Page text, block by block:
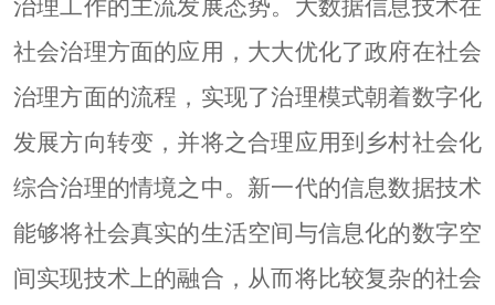
治理工作的主流发展态势。大数据信息技术在
社会治理方面的应用，大大优化了政府在社会
治理方面的流程，实现了治理模式朝着数字化
发展方向转变，并将之合理应用到乡村社会化
综合治理的情境之中。新一代的信息数据技术
能够将社会真实的生活空间与信息化的数字空
间实现技术上的融合，从而将比较复杂的社会